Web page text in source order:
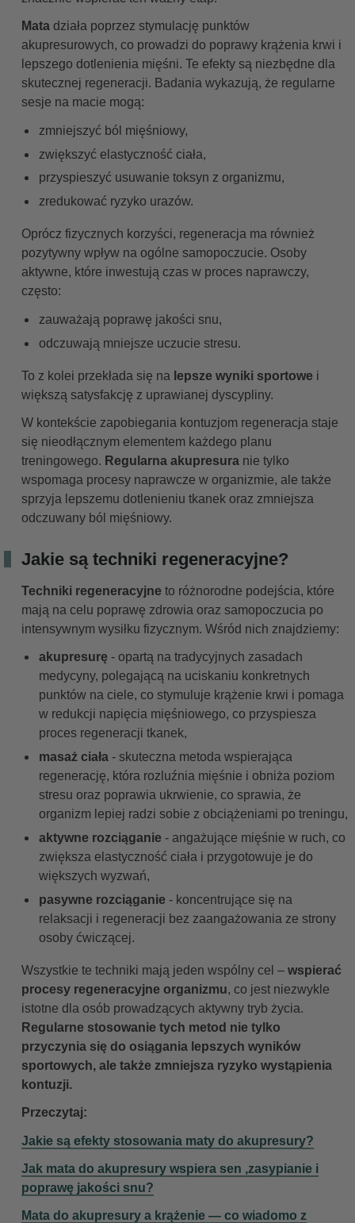
Mata działa poprzez stymulację punktów
akupresurowych, co prowadzi do poprawy krążenia krwi i
lepszego dotlenienia mięśni. Te efekty są niezbędne dla
skutecznej regeneracji. Badania wykazują, że regularne
sesje na macie mogą:
zmniejszyć ból mięśniowy,
zwiększyć elastyczność ciała,
przyspieszyć usuwanie toksyn z organizmu,
zredukować ryzyko urazów.
Oprócz fizycznych korzyści, regeneracja ma również
pozytywny wpływ na ogólne samopoczucie. Osoby
aktywne, które inwestują czas w proces naprawczy,
często:
zauważają poprawę jakości snu,
odczuwają mniejsze uczucie stresu.
To z kolei przekłada się na lepsze wyniki sportowe i
większą satysfakcję z uprawianej dyscypliny.
W kontekście zapobiegania kontuzjom regeneracja staje
się nieodłącznym elementem każdego planu
treningowego. Regularna akupresura nie tylko
wspomaga procesy naprawcze w organizmie, ale także
sprzyja lepszemu dotlenieniu tkanek oraz zmniejsza
odczuwany ból mięśniowy.
Jakie są techniki regeneracyjne?
Techniki regeneracyjne to różnorodne podejścia, które
mają na celu poprawę zdrowia oraz samopoczucia po
intensywnym wysiłku fizycznym. Wśród nich znajdziemy:
akupresurę- opartą na tradycyjnych zasadach
medycyny, polegającą na uciskaniu konkretnych
punktów na ciele, co stymuluje krążenie krwi i pomaga
w redukcji napięcia mięśniowego, co przyspiesza
proces regeneracji tkanek,
masaż ciała- skuteczna metoda wspierająca
regenerację, która rozluźnia mięśnie i obniża poziom
stresu oraz poprawia ukrwienie, co sprawia, że
organizm lepiej radzi sobie z obciążeniami po treningu,
aktywne rozciąganie- angażujące mięśnie w ruch, co
zwiększa elastyczność ciała i przygotowuje je do
większych wyzwań,
pasywne rozciąganie- koncentrujące się na
relaksacji i regeneracji bez zaangażowania ze strony
osoby ćwiczącej.
Wszystkie te techniki mają jeden wspólny cel – wspierać
procesy regeneracyjne organizmu, co jest niezwykle
istotne dla osób prowadzących aktywny tryb życia.
Regularne stosowanie tych metod nie tylko
przyczynia się do osiągania lepszych wyników
sportowych, ale także zmniejsza ryzyko wystąpienia
kontuzji.
Przeczytaj:
Jakie są efekty stosowania maty do akupresury?
Jak mata do akupresury wspiera sen ,zasypianie i
poprawę jakości snu?
Mata do akupresury a krążenie — co wiadomo z